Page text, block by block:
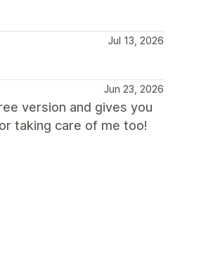
Jul 13, 2026
Jun 23, 2026
version and gives you
taking care of me too!